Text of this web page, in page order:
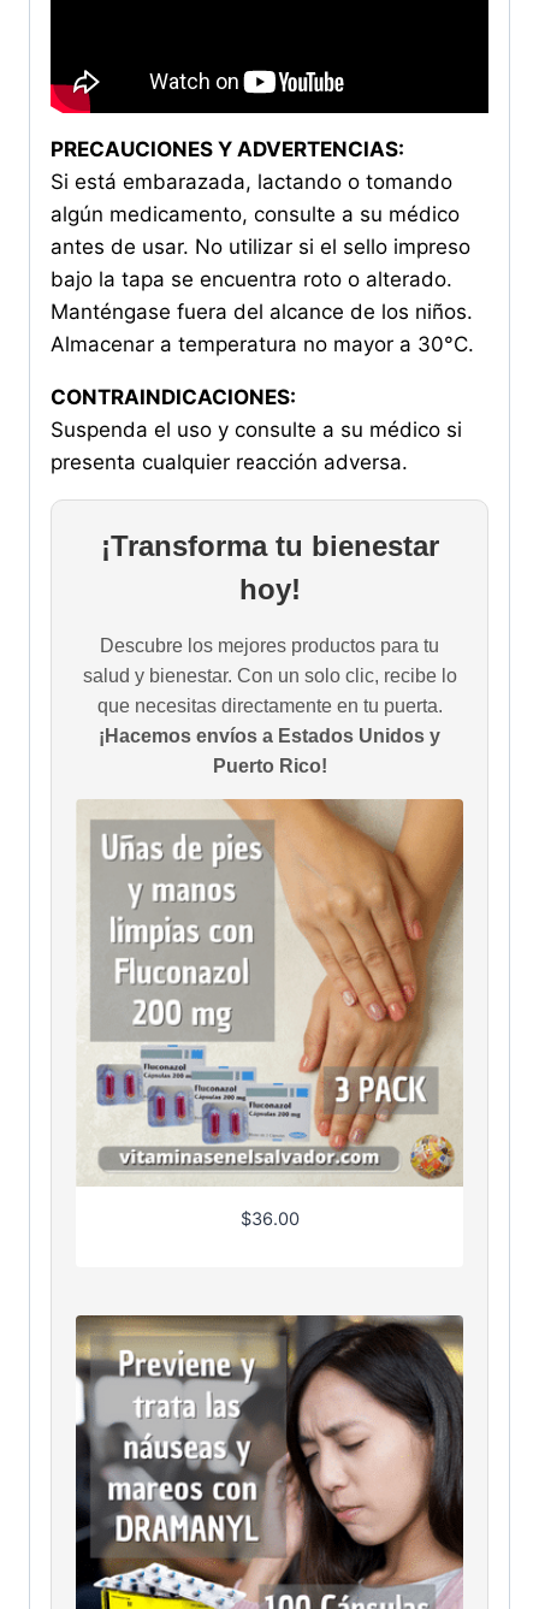
PRECAUCIONES Y ADVERTENCIAS:
Si está embarazada, lactando o tomando
algún medicamento, consulte a su médico
antes de usar. No utilizar si el sello impreso
bajo la tapa se encuentra roto o alterado.
Manténgase fuera del alcance de los niños.
Almacenar a temperatura no mayor a 30°C.
CONTRAINDICACIONES:
Suspenda el uso y consulte a su médico si
presenta cualquier reacción adversa.
¡Transforma tu bienestar
hoy!
Descubre los mejores productos para tu
salud y bienestar. Con un solo clic, recibe lo
que necesitas directamente en tu puerta.
¡Hacemos envíos a Estados Unidos y
Puerto Rico!
$36.00